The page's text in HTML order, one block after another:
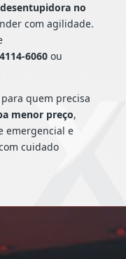
desentupidora no
com agilidade.
4114-6060ou
quem precisa
menor preço,
emergencial e
cuidado